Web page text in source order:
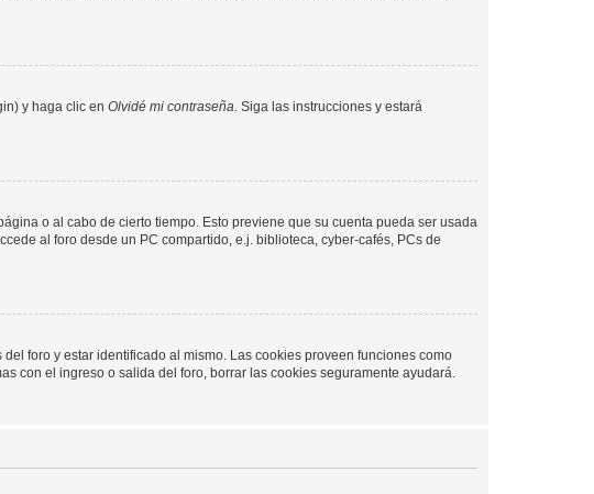
y haga clic en Olvidé mi contraseña. Siga las instrucciones y estará
o al cabo de cierto tiempo. Esto previene que su cuenta pueda ser usada
al foro desde un PC compartido, e.j. biblioteca, cyber-cafés, PCs de
foro y estar identificado al mismo. Las cookies proveen funciones como
con el ingreso o salida del foro, borrar las cookies seguramente ayudará.